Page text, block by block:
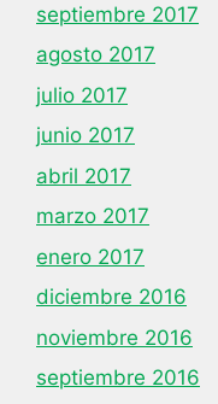
septiembre 2017
agosto 2017
julio 2017
junio 2017
abril 2017
marzo 2017
enero 2017
diciembre 2016
noviembre 2016
septiembre 2016